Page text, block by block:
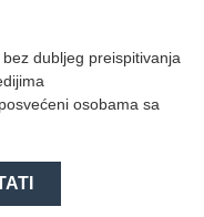
dubljeg preispitivanja
osobama sa